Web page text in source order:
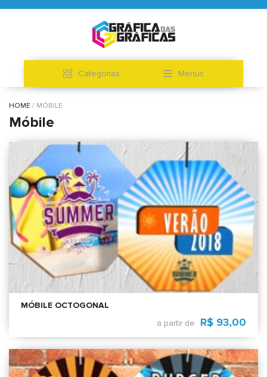
Categorias Menus
HOME MÓBILE
Móbile
MÓBILE OCTOGONAL
a partir de
R$ 93,00